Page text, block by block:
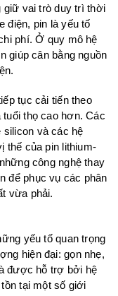
giữ vai trò duy trì thời
điện, pin là yếu tố
phí. Ở quy mô hệ
giúp cân bằng nguồn
tục cải tiến theo
thọ cao hơn. Các
silicon và các hệ
thế của pin lithium-
công nghệ thay
để phục vụ các phân
vừa phải.
yếu tố quan trọng
hiện đại: gọn nhẹ,
được hỗ trợ bởi hệ
tại một số giới